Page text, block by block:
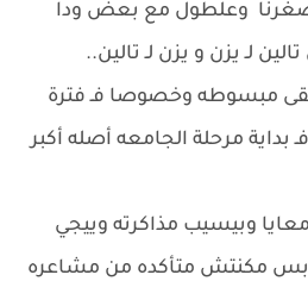
صغرنا وعلطول مع بعض ودا
لـ يزن و يزن لـ تالين..
مبسوطه وخصوصا فـ فترة
بداية مرحلة الجامعه أصله أكبر
وبيسيب مذاكرته وييجي
بس مكنتش متأكده من مشاعره